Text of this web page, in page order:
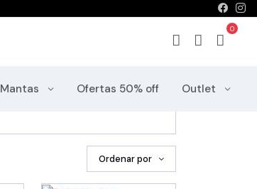
Mantas Ofertas 50% off Outlet
Productos
Ordenar por